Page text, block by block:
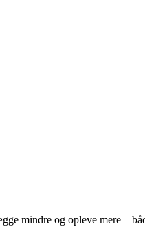
mindre og opleve mere –